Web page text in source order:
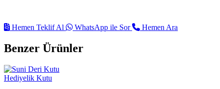
Hemen Teklif Al WhatsApp ile Sor Hemen Ara
Benzer Ürünler
Hediyelik Kutu